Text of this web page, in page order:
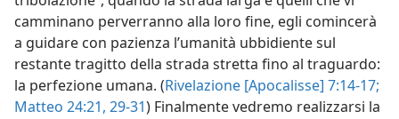
camminano perverranno alla loro fine, egli comincerà
a guidare con pazienza l’umanità ubbidiente sul
restante tragitto della strada stretta fino al traguardo:
la perfezione umana. (Rivelazione [Apocalisse] 7:14-17;
Matteo 24:21, 29-31) Finalmente vedremo realizzarsi la